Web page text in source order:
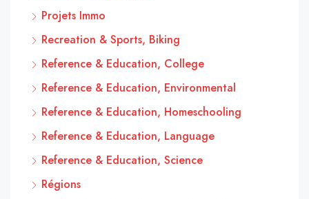
Projets Immo
Recreation & Sports, Biking
Reference & Education, College
Reference & Education, Environmental
Reference & Education, Homeschooling
Reference & Education, Language
Reference & Education, Science
Régions